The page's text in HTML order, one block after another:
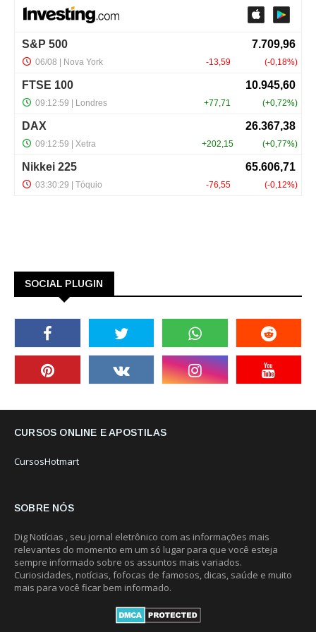
SOCIAL PLUGIN
CURSOS ONLINE E APOSTILAS
CursosHotmart
SOBRE NÓS
Dig Notícias , seu jornal eletrônico com as informações mais
relevantes do momento em um só lugar para que você esteja
sempre informado sobre os assuntos mais variados.
Curiosidades, notícias, fofocas de famosos, dicas, saúde e muito
mais para você ficar bem informado.